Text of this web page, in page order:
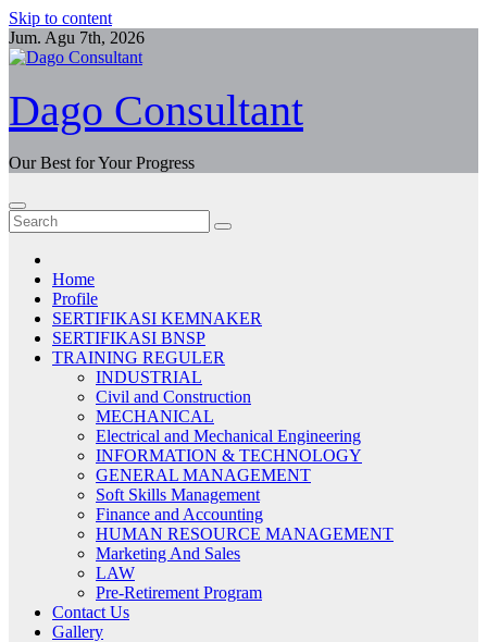
Skip to content
Jum. Agu 7th, 2026
Dago Consultant
Our Best for Your Progress
Home
Profile
SERTIFIKASI KEMNAKER
SERTIFIKASI BNSP
TRAINING REGULER
INDUSTRIAL
Civil and Construction
MECHANICAL
Electrical and Mechanical Engineering
INFORMATION & TECHNOLOGY
GENERAL MANAGEMENT
Soft Skills Management
Finance and Accounting
HUMAN RESOURCE MANAGEMENT
Marketing And Sales
LAW
Pre-Retirement Program
Contact Us
Gallery